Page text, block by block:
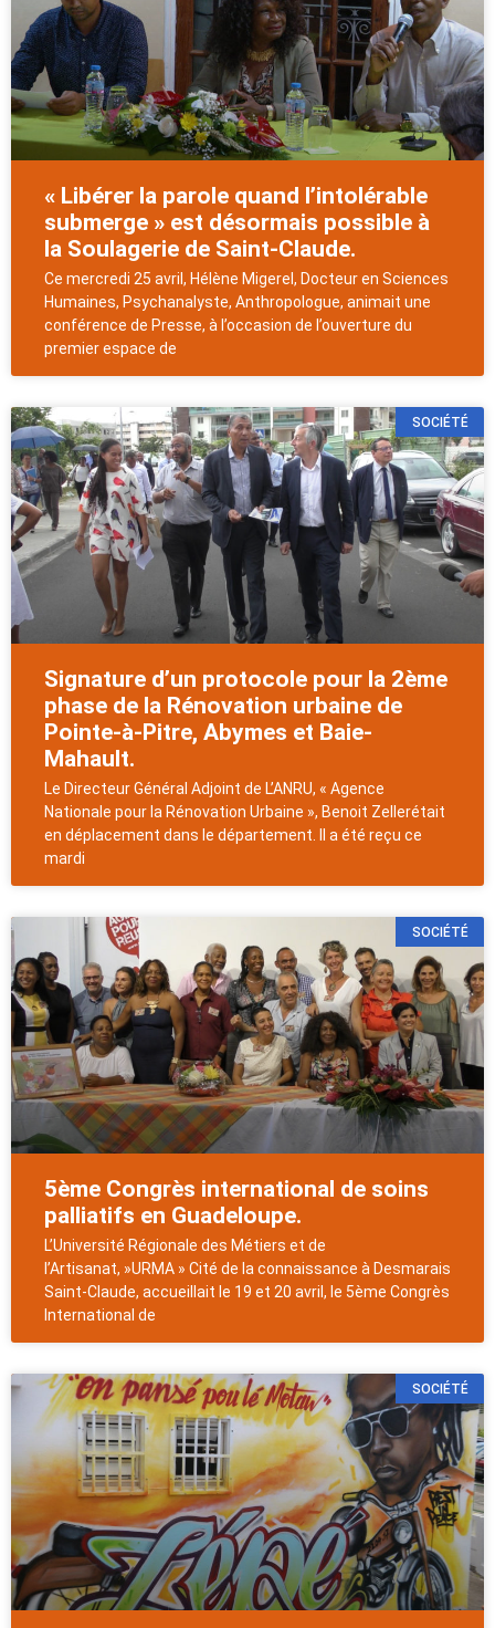
« Libérer la parole quand l’intolérable
submerge » est désormais possible à
la Soulagerie de Saint-Claude.
Ce mercredi 25 avril, Hélène Migerel, Docteur en Sciences
Humaines, Psychanalyste, Anthropologue, animait une
conférence de Presse, à l’occasion de l’ouverture du
premier espace de
SOCIÉTÉ
Signature d’un protocole pour la 2ème
phase de la Rénovation urbaine de
Pointe-à-Pitre, Abymes et Baie-
Mahault.
Le Directeur Général Adjoint de L’ANRU, « Agence
Nationale pour la Rénovation Urbaine », Benoit Zellerétait
en déplacement dans le département. Il a été reçu ce
mardi
SOCIÉTÉ
5ème Congrès international de soins
palliatifs en Guadeloupe.
L’Université Régionale des Métiers et de
l’Artisanat, »URMA » Cité de la connaissance à Desmarais
Saint-Claude, accueillait le 19 et 20 avril, le 5ème Congrès
International de
SOCIÉTÉ